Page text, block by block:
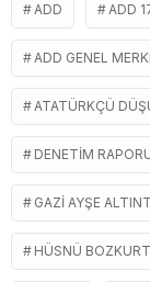
ADD ADD
ADD GENEL
ATATÜRKÇÜ
DENETIM
GAZI AYŞE
HÜSNÜ